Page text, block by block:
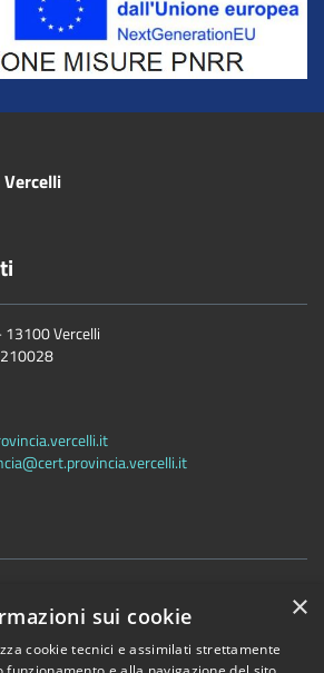
13100 Vercelli
×
sui cookie
cookie tecnici e assimilati strettamente